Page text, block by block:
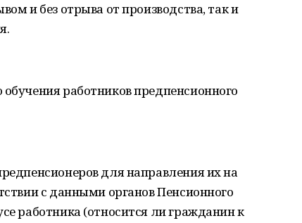
и без отрыва от производства, так и
работников предпенсионного
для направления их на
с данными органов Пенсионного
работника (относится ли гражданин к